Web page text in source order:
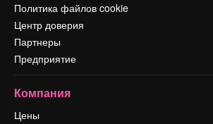
Политика файлов cookie
Центр доверия
Партнеры
Предприятие
Компания
Цены